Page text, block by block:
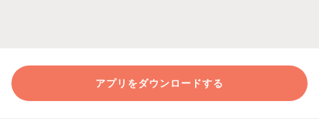
アプリをダウンロードする